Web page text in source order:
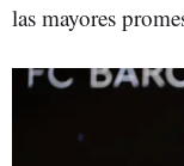
las mayores